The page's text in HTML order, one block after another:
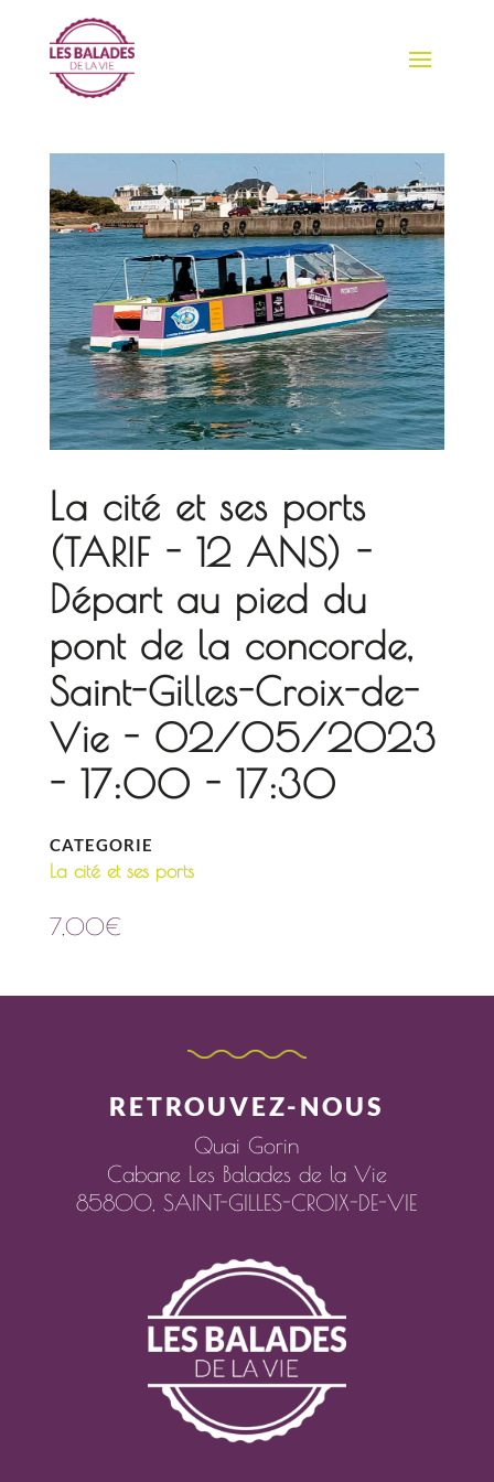
La cité et ses ports
(TARIF - 12 ANS) -
Départ au pied du
pont de la concorde,
Saint-Gilles-Croix-de-
Vie - 02/05/2023
- 17:00 - 17:30
CATEGORIE
La cité et ses ports
7,00€
RETROUVEZ-NOUS
Quai Gorin
Cabane Les Balades de la Vie
85800,SAINT-GILLES-CROIX-DE-VIE